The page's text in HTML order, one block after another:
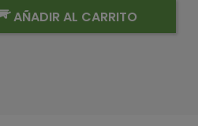
AÑADIR AL CARRITO